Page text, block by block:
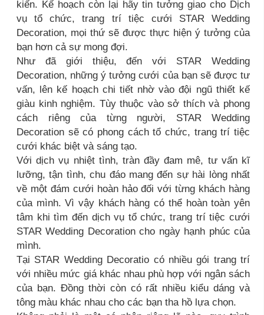
kiến. Kế hoạch còn lại hãy tin tưởng giao cho Dịch
vụ tổ chức, trang trí tiệc cưới STAR Wedding
Decoration, mọi thứ sẽ được thực hiện ý tưởng của
bạn hơn cả sự mong đợi.
Như đã giới thiệu, đến với STAR Wedding
Decoration, những ý tưởng cưới của bạn sẽ được tư
vấn, lên kế hoạch chi tiết nhờ vào đội ngũ thiết kế
giàu kinh nghiệm. Tùy thuộc vào sở thích và phong
cách riêng của từng người, STAR Wedding
Decoration sẽ có phong cách tổ chức, trang trí tiệc
cưới khác biệt và sáng tạo.
Với dịch vụ nhiệt tình, tràn đầy đam mê, tư vấn kĩ
lưỡng, tận tình, chu đáo mang đến sự hài lòng nhất
về một đám cưới hoàn hảo đối với từng khách hàng
của mình. Vì vậy khách hàng có thể hoàn toàn yên
tâm khi tìm đến dịch vụ tổ chức, trang trí tiệc cưới
STAR Wedding Decoration cho ngày hạnh phúc của
mình.
Tại STAR Wedding Decoratio có nhiều gói trang trí
với nhiều mức giá khác nhau phù hợp với ngân sách
của bạn. Đồng thời còn có rất nhiều kiểu dáng và
tông màu khác nhau cho các bạn tha hồ lựa chọn.